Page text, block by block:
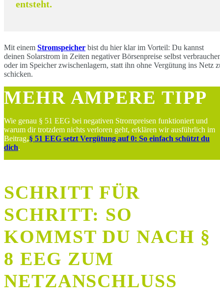
entsteht.
Mit einem Stromspeicher bist du hier klar im Vorteil: Du kannst
deinen Solarstrom in Zeiten negativer Börsenpreise selbst
oder im Speicher zwischenlagern, statt ihn ohne Vergütung ins Netz
schicken.
MEHR AMPERE TIPP
Wie genau § 51 EEG bei negativen Strompreisen funktioniert und
warum dir trotzdem nichts verloren geht, erklären wir ausführlich im
Beitrag‚§ 51 EEG setzt Vergütung auf 0: So einfach schützt du
dich.
SCHRITT FÜR
SCHRITT: SO
KOMMST DU NACH §
8 EEG ZUM
NETZANSCHLUSS